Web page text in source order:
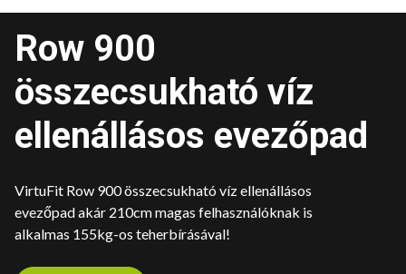
Row 900
összecsukható víz
ellenállásos evezőpad
VirtuFit Row 900 összecsukható víz ellenállásos
evezőpad akár 210cm magas felhasználóknak is
alkalmas 155kg-os teherbírásával!